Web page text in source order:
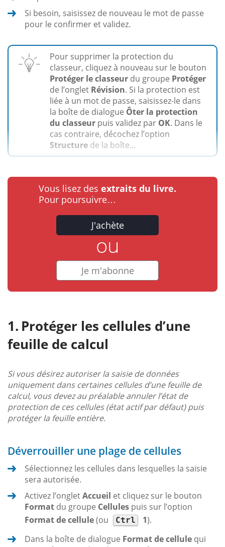
Si besoin, saisissez de nouveau le mot de passe
pour le confirmer et validez.
Pour supprimer la protection du
classeur, cliquez à nouveau sur le bouton
Protéger le classeur du groupe Protéger
de l’onglet Révision. Si la protection est
liée à un mot de passe, saisissez-le dans
la boîte de dialogue Ôter la protection
du classeur puis validez par OK. Dans le
cas contraire, décochez l’option
Structure de la boîte...
Vous lisez des extraits du livre.
Pour poursuivre…
J'achète
ou
Je m'abonne
Protéger les cellules d’une
feuille de calcul
Si vous désirez autoriser la saisie de données
uniquement dans certaines cellules d’une feuille de
calcul, vous devez au préalable annuler l’état de
protection de ces cellules (état actif par défaut) puis
protéger la feuille entière.
Déverrouiller une plage de cellules
Sélectionnez les cellules dans lesquelles la saisie
sera autorisée.
Activez l’ongletAccueil et cliquez sur le bouton
Format du groupe Cellules puis sur l’option
Format de cellule(ou Ctrl 1).
Dans la boîte de dialogue Format de cellule qui